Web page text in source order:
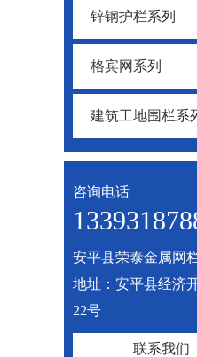
锌钢护栏系列
格宾网系列
建筑工地围栏系
咨询电话
安平县荣泰金属网
地址：安平县经济
22号
联系我们